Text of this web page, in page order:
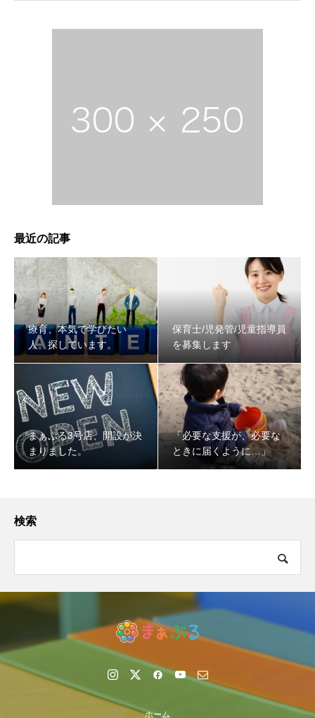
最近の記事
療育、本気で学びたい
人。探しています。
保育士/児発管/児童指導員
を募集します
まぁぶる3号店、開設が決
まりました。
「必要な支援が、必要な
ときに届くように…」
検索
ホーム